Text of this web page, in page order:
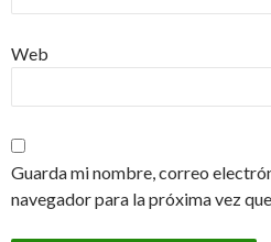
Web
Guarda mi nombre, correo
navegador para la próxima vez